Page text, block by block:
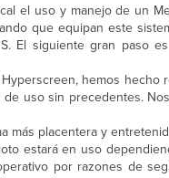
el uso y manejo de un
que equipan este
El siguiente gran paso
hemos hecho
uso sin precedentes.
más placentera y
estará en uso
por razones de